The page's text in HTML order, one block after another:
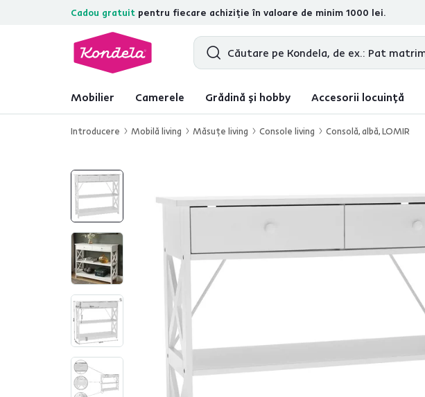
Cadou gratuit pentru fiecare achiziție în valoare de minim 1000 lei.
4,7 31.211recenzii de produs verificate
Mobilier Camerele Grădină și hobby Accesorii locuință
Introducere Mobilă living Măsuţe living Console living Consolă, albă, LOMIR